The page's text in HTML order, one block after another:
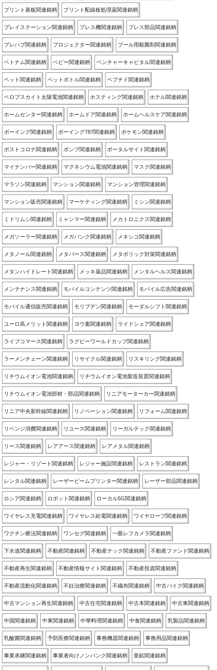
プリント基板関連銘柄 プリント配線板処理薬関連銘柄
プレイステーション関連銘柄 プレス機関連銘柄 プレス部品関連銘柄
プレハブ関連銘柄 プロジェクター関連銘柄 プール用殺菌剤関連銘柄
ベトナム関連銘柄 ベビー関連銘柄 ベンチャーキャピタル関連銘柄
ペット関連銘柄 ペットボトル関連銘柄 ペプチド関連銘柄
ペロブスカイト太陽電池関連銘柄 ホスティング関連銘柄 ホテル関連銘柄
ホームセンター関連銘柄 ホームドア関連銘柄 ホームヘルスケア関連銘柄
ボーイング関連銘柄 ボーイング787関連銘柄 ポケモン関連銘柄
ポストコロナ関連銘柄 ポンプ関連銘柄 ポータルサイト関連銘柄
マイナンバー関連銘柄 マグネシウム電池関連銘柄 マスク関連銘柄
マラソン関連銘柄 マンション関連銘柄 マンション管理関連銘柄
マンション販売関連銘柄 マーケティング関連銘柄 ミシン関連銘柄
ミドリムシ関連銘柄 ミャンマー関連銘柄 メカトロニクス関連銘柄
メガソーラー関連銘柄 メガバンク関連銘柄 メキシコ関連銘柄
メタノール関連銘柄 メタバース関連銘柄 メタボリック対策関連銘柄
メタンハイドレート関連銘柄 メッキ薬品関連銘柄 メンタルヘルス関連銘柄
メンテナンス関連銘柄 モバイルコンテンツ関連銘柄 モバイル広告関連銘柄
モバイル通信販売関連銘柄 モリブデン関連銘柄 モーダルシフト関連銘柄
ユーロ高メリット関連銘柄 ヨウ素関連銘柄 ライドシェア関連銘柄
ライブコマース関連銘柄 ラグビーワールドカップ関連銘柄
ラーメンチェーン関連銘柄 リサイクル関連銘柄 リスキリング関連銘柄
リチウムイオン電池関連銘柄 リチウムイオン電池製造装置関連銘柄
リチウムイオン電池部材・部品関連銘柄 リニアモーターカー関連銘柄
リニア中央新幹線関連銘柄 リノベーション関連銘柄 リフォーム関連銘柄
リベンジ消費関連銘柄 リユース関連銘柄 リーガルテック関連銘柄
リース関連銘柄 レアアース関連銘柄 レアメタル関連銘柄
レジャー・リゾート関連銘柄 レジャー施設関連銘柄 レストラン関連銘柄
レンタル関連銘柄 レーザービームプリンター関連銘柄 レーザー部品関連銘柄
ロシア関連銘柄 ロボット関連銘柄 ローカル5G関連銘柄
ワイヤレス充電関連銘柄 ワイヤレス給電関連銘柄 ワイヤロープ関連銘柄
ワクチン療法関連銘柄 ワンセグ関連銘柄 一眼レフカメラ関連銘柄
下水道関連銘柄 不動産関連銘柄 不動産テック関連銘柄 不動産ファンド関連銘柄
不動産再生関連銘柄 不動産情報サイト関連銘柄 不動産投資関連銘柄
不動産流動化関連銘柄 不妊治療関連銘柄 不織布関連銘柄 中古バイク関連銘柄
中古マンション再生関連銘柄 中古住宅関連銘柄 中古本関連銘柄 中古車関連銘柄
中国関連銘柄 中東関連銘柄 中華料理関連銘柄 中食関連銘柄 乳製品関連銘柄
乳酸菌関連銘柄 予防医療関連銘柄 事務機器関連銘柄 事務用品関連銘柄
事業承継関連銘柄 事業者向けノンバンク関連銘柄 亜鉛関連銘柄